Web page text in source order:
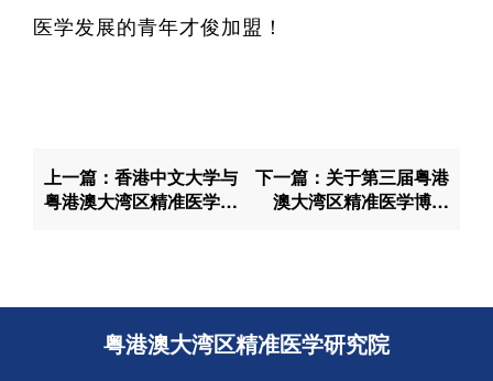
医学发展的青年才俊加盟！
上一篇：香港中文大学与
粤港澳大湾区精准医学研
下一篇：关于第三届粤港
澳大湾区精准医学博士
粤港澳大湾区精准医学研究院